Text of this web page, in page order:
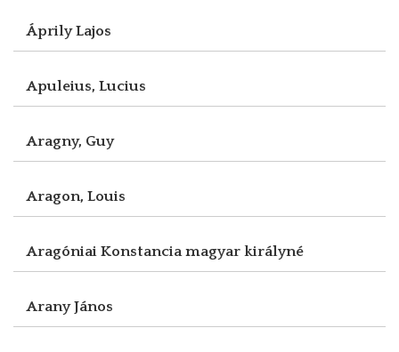
Áprily Lajos
Apuleius, Lucius
Aragny, Guy
Aragon, Louis
Aragóniai Konstancia magyar királyné
Arany János